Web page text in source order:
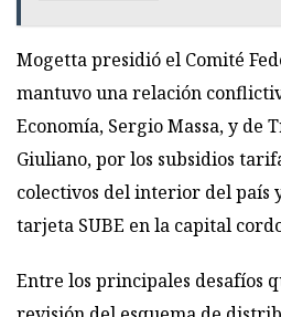
Mogetta presidió el Comité
mantuvo una relación
Economía, Sergio Massa, y de
Giuliano, por los subsidios
colectivos del interior del país
tarjeta SUBE en la capital
Entre los principales desafíos